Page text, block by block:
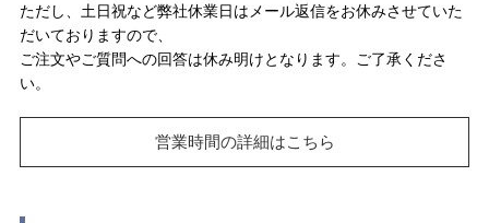
ただし、土日祝など弊社休業日はメール返信をお休みさせていた
だいておりますので、
ご注文やご質問への回答は休み明けとなります。ご了承くださ
い。
営業時間の詳細はこちら